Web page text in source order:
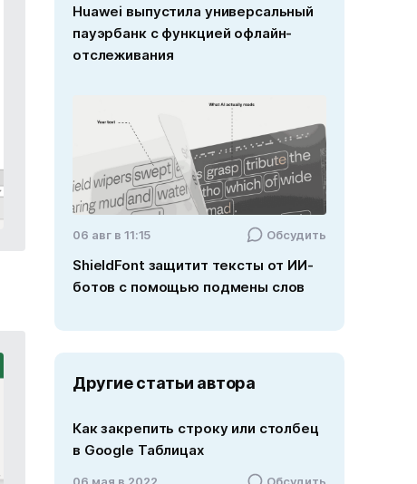
Huawei выпустила универсальный
пауэрбанк с функцией офлайн-
отслеживания
06 авг в 11:15 Обсудить
ShieldFont защитит тексты от ИИ-
ботов с помощью подмены слов
Другие статьи автора
Как закрепить строку или столбец
в Google Таблицах